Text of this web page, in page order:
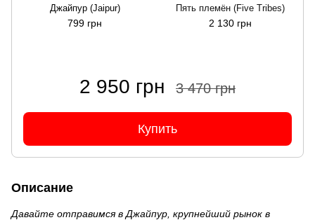
Джайпур (Jaipur)
799 грн
Пять племён (Five Tribes)
2 130 грн
2 950 грн 3 470 грн
Купить
Описание
Давайте отправимся в Джайпур, крупнейший рынок в